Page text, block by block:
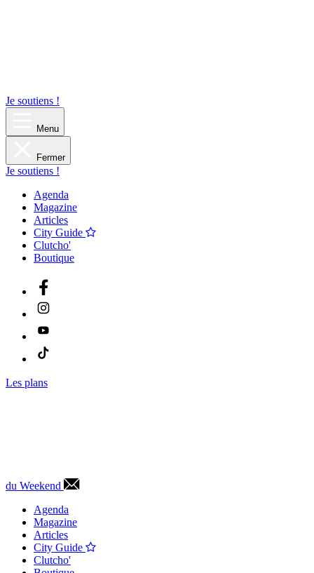
Je soutiens !
Menu
Fermer
Je soutiens !
Agenda
Magazine
Articles
City Guide
Clutcho'
Boutique
Les plans
du Weekend
Agenda
Magazine
Articles
City Guide
Clutcho'